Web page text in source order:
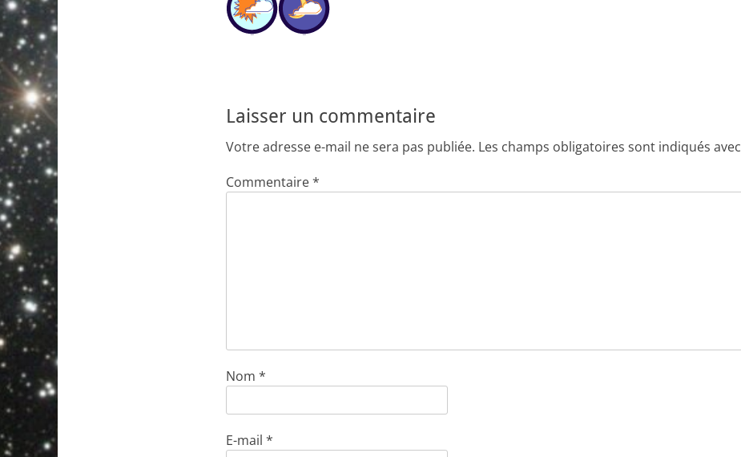
Laisser un commentaire
Votre adresse e-mail ne sera pas publiée. Les champs obligatoires sont indiqués avec
Commentaire*
Nom *
E-mail *